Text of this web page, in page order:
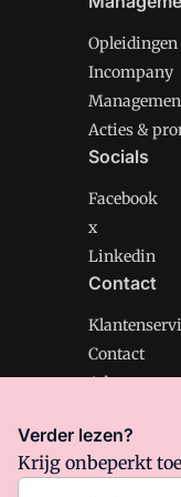
Opleidingen
Incompany
Acties &
Socials
Facebook
x
Linkedin
Contact
Contact
Adverteren
Verder lezen?
Krijg onbeperkt